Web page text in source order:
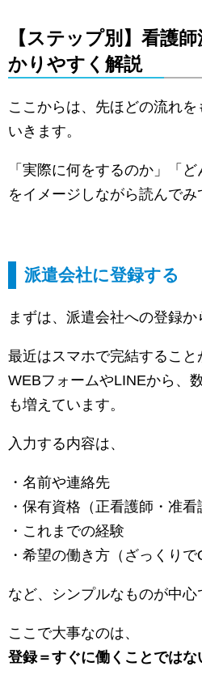
【ステップ別】看護
かりやすく解説
ここからは、先ほどの流れ
いきます。
「実際に何をするのか」「ど
をイメージしながら読んでみ
派遣会社に登録する
まずは、派遣会社への登録か
最近はスマホで完結すること
WEBフォームやLINEから、
も増えています。
入力する内容は、
・名前や連絡先
・保有資格（正看護師・准看
・これまでの経験
・希望の働き方（ざっくりで
など、シンプルなものが中心
ここで大事なのは、
登録＝すぐに働くことではな